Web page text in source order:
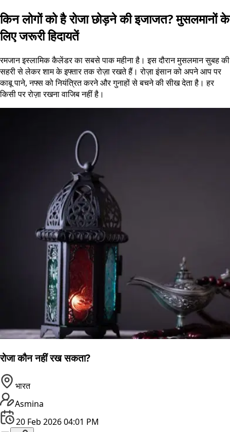
किन लोगों को है रोजा छोड़ने की इजाजत? मुसलमानों के
लिए जरूरी हिदायतें
रमजान इस्लामिक कैलेंडर का सबसे पाक महीना है। इस दौरान मुसलमान सुबह की
सहरी से लेकर शाम के इफ्तार तक रोज़ा रखते हैं। रोज़ा इंसान को अपने आप पर
काबू पाने, नफ्स को नियंत्रित करने और गुनाहों से बचने की सीख देता है। हर
किसी पर रोज़ा रखना वाजिब नहीं है।
रोजा कौन नहीं रख सकता?
भारत
Asmina
20 Feb 2026 04:01 PM